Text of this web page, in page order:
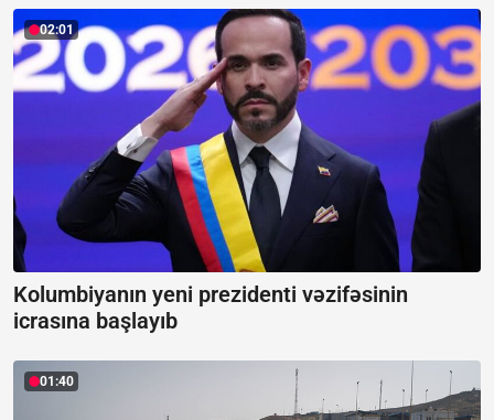
02:01
Kolumbiyanın yeni prezidenti vəzifəsinin
icrasına başlayıb
01:40